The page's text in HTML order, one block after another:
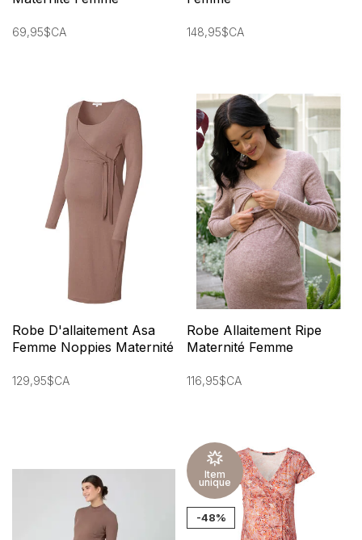
69,95$CA 148,95$CA
Robe D'allaitement Asa
Femme Noppies Maternité
129,95$CA
Robe Allaitement Ripe
Maternité Femme
116,95$CA
Item
unique
-48%